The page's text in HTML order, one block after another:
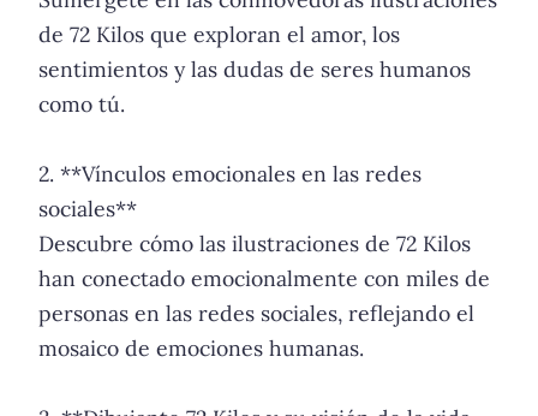
de 72 Kilos que exploran el amor, los
sentimientos y las dudas de seres humanos
como tú.
2. **Vínculos emocionales en las redes
sociales**
Descubre cómo las ilustraciones de 72 Kilos
han conectado emocionalmente con miles de
personas en las redes sociales, reflejando el
mosaico de emociones humanas.